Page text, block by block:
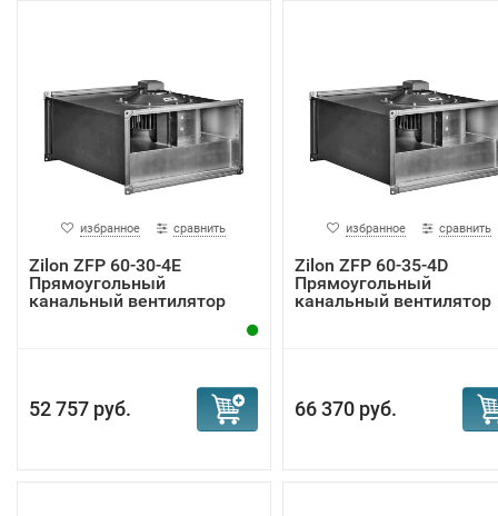
избранное сравнить
Zilon ZFP 60-30-4Е
Прямоугольный
канальный вентилятор
52 757 руб.
избранное сравнить
Zilon ZFP 60-35-4D
Прямоугольный
канальный вентилятор
66 370 руб.